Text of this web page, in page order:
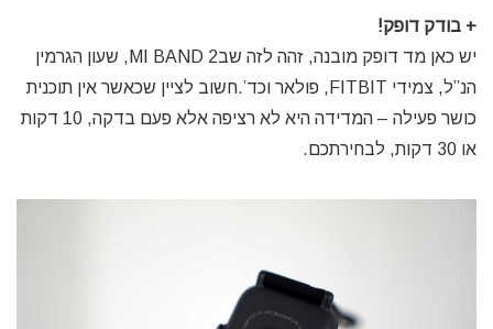
+ בודק דופק!
יש כאן מד דופק מובנה, זהה לזה שבMI BAND 2, שעון הגרמין
הנ”ל, צמידי FITBIT, פולאר וכד’.חשוב לציין שכאשר אין תוכנית
כושר פעילה – המדידה היא לא רציפה אלא פעם בדקה, 10 דקות
או 30 דקות, לבחירתכם.